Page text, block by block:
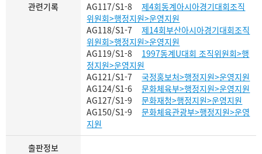
관련기록 AG117/S1-8
제4회동계아시아경기대회조직
위원회>행정지원>운영지원
AG118/S1-7
제14회부산아시아경기대회조직
위원회>행정지원>운영지원
AG119/S1-8
1997동계U대회 조직위원회>행
정지원>운영지원
AG121/S1-7
국정홍보처>행정지원>운영지원
AG124/S1-6
문화체육부>행정지원>운영지원
AG127/S1-9
문화재청>행정지원>운영지원
AG150/S1-9
문화체육관광부>행정지원>운영
지원
출판정보